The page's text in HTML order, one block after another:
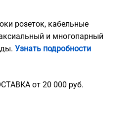
розеток, кабельные
и многопарный
Узнать подробности
от 20 000 руб.